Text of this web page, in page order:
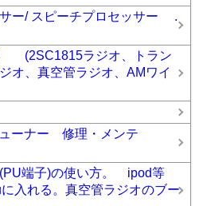
ー/ スピーチプロセッサー .
(2SC1815ラジオ、トラン
オ、真空管ラジオ、AMワイ
ューナー 修理・メンテ
端子)の使い方。 ipod等
入れる。真空管ラジオのブー